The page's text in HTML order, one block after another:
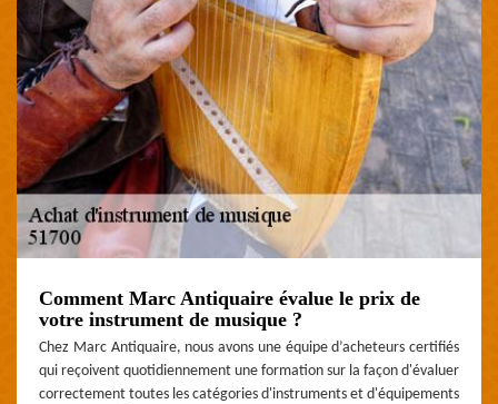
Comment Marc Antiquaire évalue le prix de
votre instrument de musique ?
Chez Marc Antiquaire, nous avons une équipe d’acheteurs certifiés
qui reçoivent quotidiennement une formation sur la façon d'évaluer
correctement toutes les catégories d'instruments et d'équipements